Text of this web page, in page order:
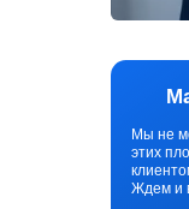
Мы не
этих
Ждем и